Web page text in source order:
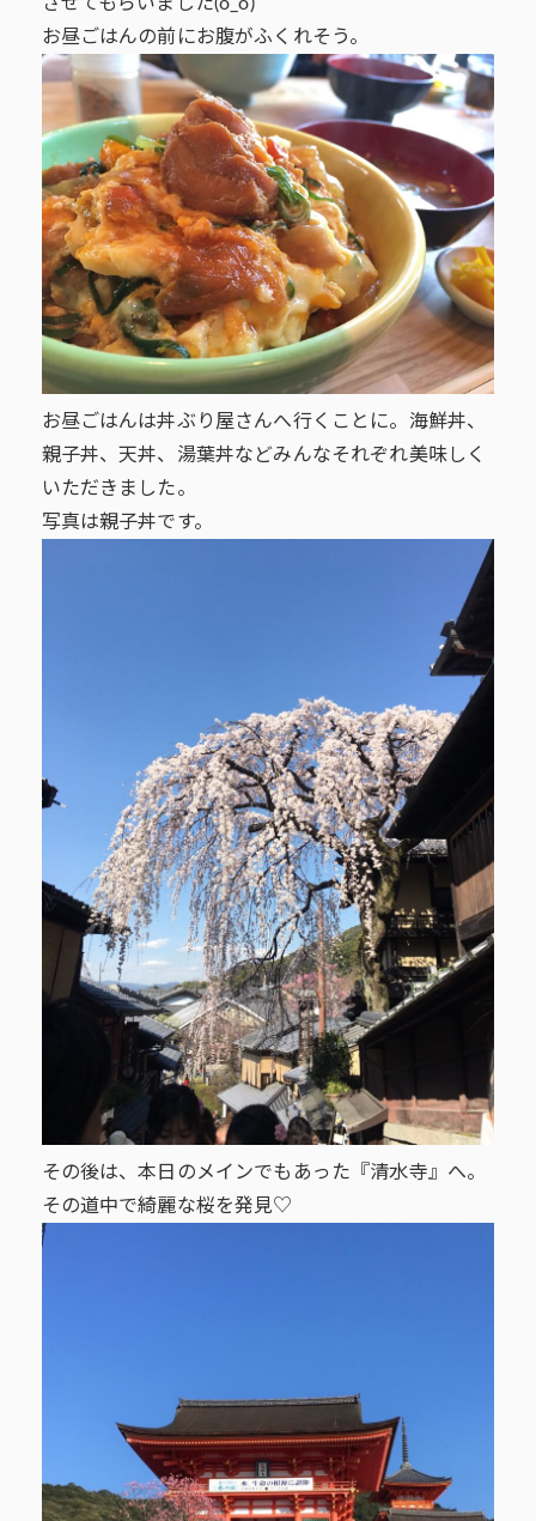
お昼ごはんの前にお腹がふくれそう。
お昼ごはんは丼ぶり屋さんへ行くことに。海鮮丼、
親子丼、天丼、湯葉丼などみんなそれぞれ美味しく
いただきました。
写真は親子丼です。
その後は、本日のメインでもあった『清水寺』へ。
その道中で綺麗な桜を発見♡